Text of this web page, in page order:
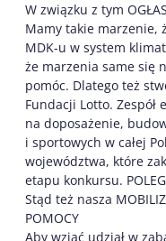
W związku z tym
Mamy takie marzenie,
MDK-u w system
że marzenia same się
pomóc. Dlatego też
Fundacji Lotto. Zespół
na doposażenie,
i sportowych w całej
województwa, które
etapu konkursu.
Stąd też nasza
POMOCY
Aby wziąć udział w